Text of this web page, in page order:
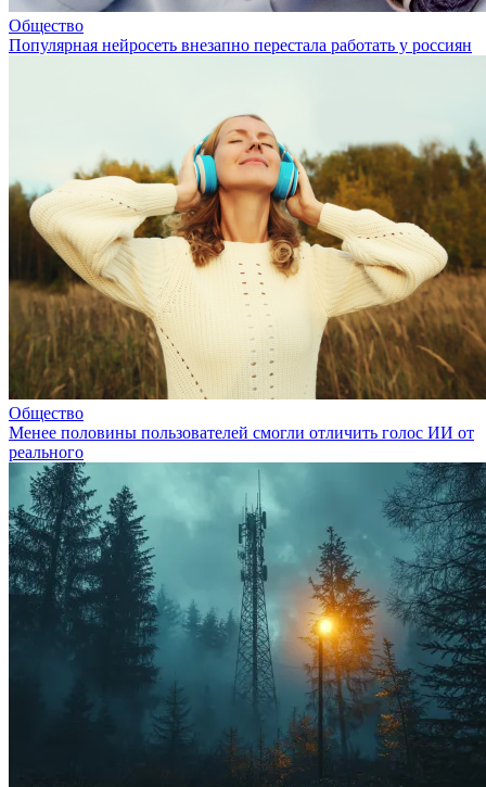
Общество
Популярная нейросеть внезапно перестала работать у россиян
Общество
Менее половины пользователей смогли отличить голос ИИ от
реального